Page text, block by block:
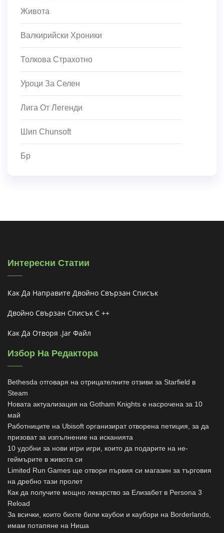
Живота
Валкирийски Хроники
Толкова Страхотно
Уроци За Селен
Лига От Легенди
Шип Chunsoft
Бр
Интересни Статии
Как Да Направите Двойно Свързан Списък
Двойно Свързан Списък C ++
Как Да Отворя .jar Файл
Избор На Редактора
Bethesda отговаря на отрицателните отзиви за Starfield в
Steam
Новата актуализация на Gotham Knights е насрочена за 10
май
Работниците на Ubisoft организират отворена петиция, за да
призоват за изпълнение на исканията
10 удобни за нови игри игри, които да подарите на не-
геймърите в живота си
Limited Run Games ще отвори първия си магазин за търговия
на дребно тази пролет
Как да получите мощно лекарство за Елизабет в Persona 3
Reload
За всички, които бихте били каубои и каубори на Borderlands,
имам потапяне на Ниша